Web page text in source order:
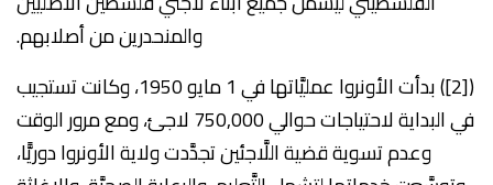
والمنحدرين من أصلابهم.
([2]) بدأت الأونروا عمليَّاتها في 1 مايو 1950، وكانت تستجيب
في البداية لاحتياجات حوالي 750,000 لاجئ، ومع مرور الوقت
وعدم تسوية قضية اللَّاجئين تجدَّدت ولاية الأونروا دوريًّا،